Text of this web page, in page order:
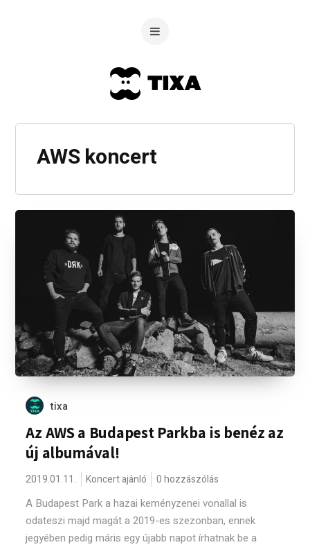
AWS koncert
tixa
Az AWS a Budapest Parkba is benéz az
új albumával!
2019.01.11. Koncert ajánló 0 hozzászólás
A Budapest Park a hazai keményzenei vonallal is
odateszi majd magát a 2019-es szezonban, ennek
jegyében pedig máris egy újabb napot írhatnak be a